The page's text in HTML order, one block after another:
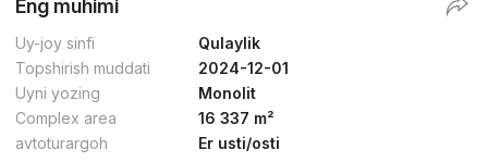
Eng muhimi
Uy-joy sinfi
Qulaylik
Topshirish muddati
2024-12-01
Uyni yozing
Monolit
Complex area
16 337 m²
avtoturargoh
Er usti/osti